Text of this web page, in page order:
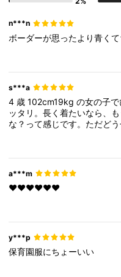
n***n
ボーダーが思ったより青く
s***a
4 歳102cm19kgの女の子
ッタリ。長く着たいなら、
な？って感じです。ただど
a***m
♥️♥️♥️♥️♥️♥️
y***p
保育園服にちょーいい